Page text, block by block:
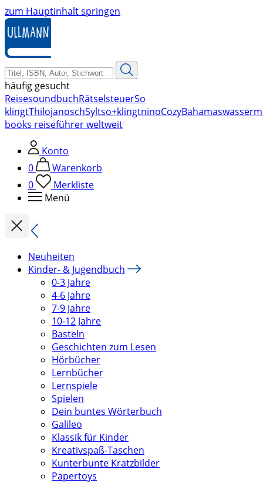
zum Hauptinhalt springen
häufig gesucht
ReisesoundbuchRätselsteuerSo
klingtThilojanoschSyltso+klingtninoCozyBahamas
books reiseführer weltweit
Konto
0
Warenkorb
0
Merkliste
Menü
Neuheiten
Kinder- & Jugendbuch
0-3 Jahre
4-6 Jahre
7-9 Jahre
10-12 Jahre
Basteln
Geschichten zum Lesen
Hörbücher
Lernbücher
Lernspiele
Spielen
Dein buntes Wörterbuch
Galileo
Klassik für Kinder
Kreativspaß-Taschen
Kunterbunte Kratzbilder
Papertoys